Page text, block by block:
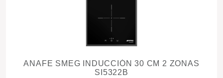
ANAFE SMEG INDUCCIÓN 30 CM 2 ZONAS
SI5322B